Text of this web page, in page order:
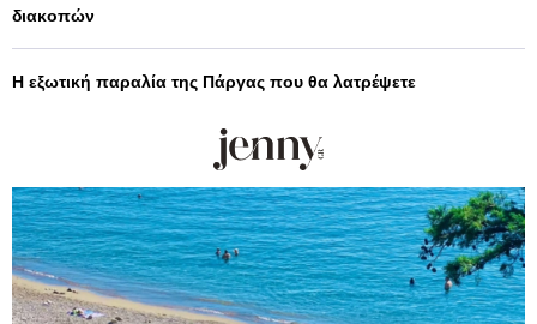
διακοπών
Η εξωτική παραλία της Πάργας που θα λατρέψετε